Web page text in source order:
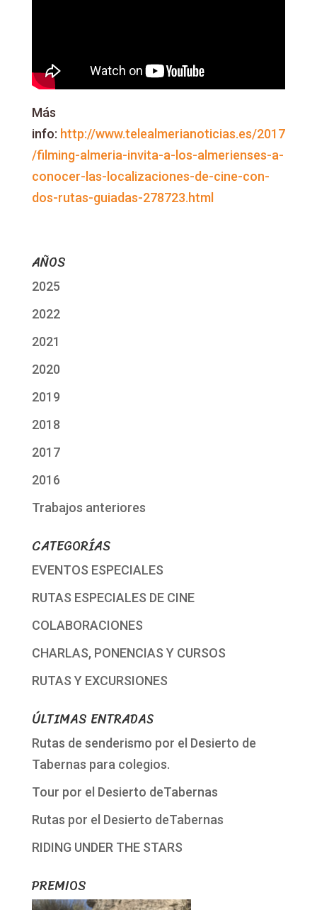
Más
info: http://www.telealmerianoticias.es/2017
/filming-almeria-invita-a-los-almerienses-a-
conocer-las-localizaciones-de-cine-con-
dos-rutas-guiadas-278723.html
AÑOS
2025
2022
2021
2020
2019
2018
2017
2016
Trabajos anteriores
CATEGORÍAS
EVENTOS ESPECIALES
RUTAS ESPECIALES DE CINE
COLABORACIONES
CHARLAS, PONENCIAS Y CURSOS
RUTAS Y EXCURSIONES
ÚLTIMAS ENTRADAS
Rutas de senderismo por el Desierto de
Tabernas para colegios.
Tour por el Desierto deTabernas
Rutas por el Desierto deTabernas
RIDING UNDER THE STARS
PREMIOS